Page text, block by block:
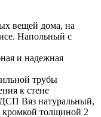
вещей дома, на
Напольный с
и надежная
трубы
к стене
Вяз натуральный,
толщиной 2